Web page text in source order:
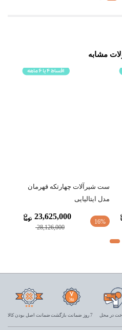
مشابه
ست شیرآلات چهارتکه قهرمان
مدل ایتالیایی
16%
28,126,000
23,625,000
در محل 7 روز ضمانت بازگشت ضمانت اصل بودن کالا